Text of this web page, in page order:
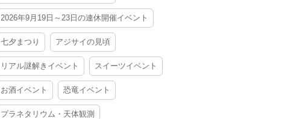
2026年9月19日～23日の連休開催イベント
七夕まつり アジサイの見頃
リアル謎解きイベント スイーツイベント
お酒イベント 恐竜イベント
プラネタリウム・天体観測